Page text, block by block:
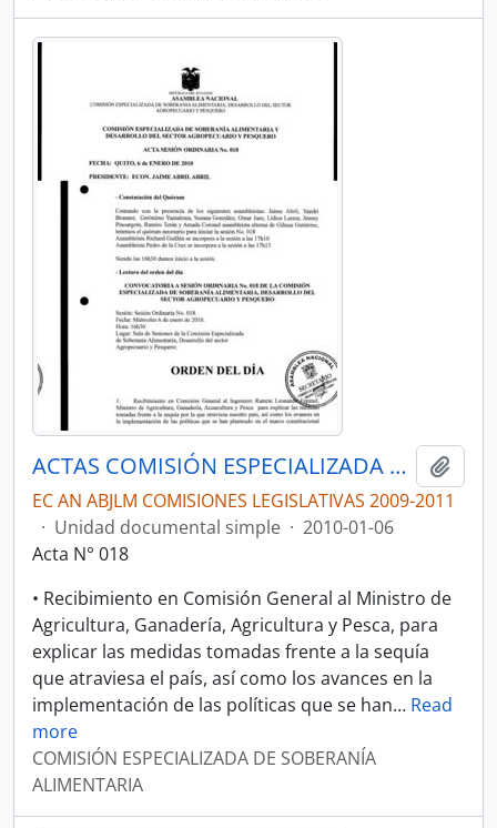
ACTAS COMISIÓN ESPECIALIZADA DE SOBERANÍA ALIMENTARIA, DESARROLLO DEL SECTOR AGROPECUARIO Y PESQUERO.
EC AN ABJLM COMISIONES LEGISLATIVAS 2009-2011
· Unidad documental simple · 2010-01-06
Acta N° 018
• Recibimiento en Comisión General al Ministro de
Agricultura, Ganadería, Agricultura y Pesca, para
explicar las medidas tomadas frente a la sequía
que atraviesa el país, así como los avances en la
implementación de las políticas que se han… Read
more
COMISIÓN ESPECIALIZADA DE SOBERANÍA
ALIMENTARIA